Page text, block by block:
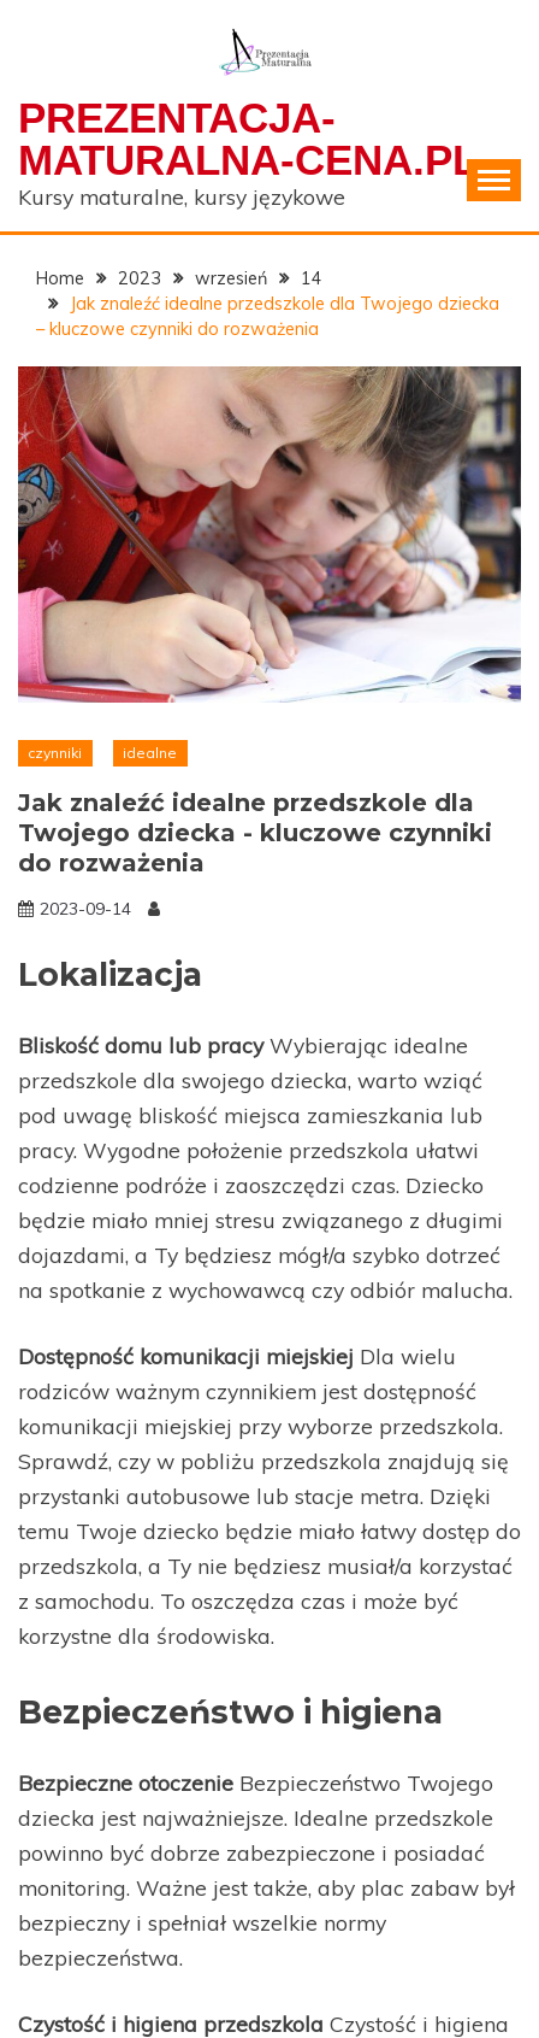
PREZENTACJA-
MATURALNA-CENA.PL
Kursy maturalne, kursy językowe
Home 2023 wrzesień
14
Jak znaleźć idealne przedszkole dla Twojego dziecka
– kluczowe czynniki do rozważenia
czynniki idealne
Jak znaleźć idealne przedszkole dla
Twojego dziecka - kluczowe czynniki
do rozważenia
2023-09-14
Lokalizacja
Bliskość domu lub pracyWybierając idealne
przedszkole dla swojego dziecka, warto wziąć
pod uwagę bliskość miejsca zamieszkania lub
pracy. Wygodne położenie przedszkola ułatwi
codzienne podróże i zaoszczędzi czas. Dziecko
będzie miało mniej stresu związanego z długimi
dojazdami, a Ty będziesz mógł/a szybko dotrzeć
na spotkanie z wychowawcą czy odbiór malucha.
Dostępność komunikacji miejskiej Dla wielu
rodziców ważnym czynnikiem jest dostępność
komunikacji miejskiej przy wyborze przedszkola.
Sprawdź, czy w pobliżu przedszkola znajdują się
przystanki autobusowe lub stacje metra. Dzięki
temu Twoje dziecko będzie miało łatwy dostęp do
przedszkola, a Ty nie będziesz musiał/a korzystać
z samochodu. To oszczędza czas i może być
korzystne dla środowiska.
Bezpieczeństwo i higiena
Bezpieczne otoczenie Bezpieczeństwo Twojego
dziecka jest najważniejsze. Idealne przedszkole
powinno być dobrze zabezpieczone i posiadać
monitoring. Ważne jest także, aby plac zabaw był
bezpieczny i spełniał wszelkie normy
bezpieczeństwa.
Czystość i higiena przedszkola Czystość i higiena